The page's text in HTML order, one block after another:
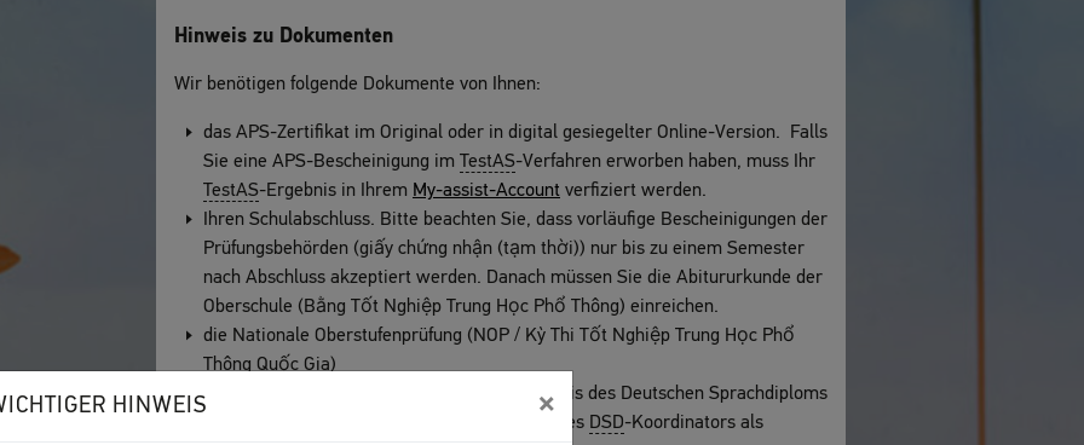
HINWEIS ×
Hinweis zu Dokumenten
Wir benötigen folgende Dokumente von Ihnen:
das APS-Zertifikat im Original oder in digital gesiegelter Online-Version. Falls
Sie eine APS-Bescheinigung im
TestAS-Verfahren erworben haben, muss Ihr
TestAS-Ergebnis in Ihrem My-assist-Account verfiziert werden.
Ihren Schulabschluss. Bitte beachten Sie, dass vorläufige Bescheinigungen der
Prüfungsbehörden (giấy chứng nhận (tạm thời)) nur bis zu einem Semester
nach Abschluss akzeptiert werden. Danach müssen Sie die Abitururkunde der
Oberschule (Bằng Tốt Nghiệp Trung Học Phổ Thông) einreichen.
die Nationale Oberstufenprüfung (NOP / Kỳ Thi Tốt Nghiệp Trung Học Phổ
Thông Quốc Gia)
Bei
-2 zusätzlich: den Nachweis des Deutschen Sprachdiploms
I oder II der KMK und die Zusatzbestätigung des DSD-Koordinators als